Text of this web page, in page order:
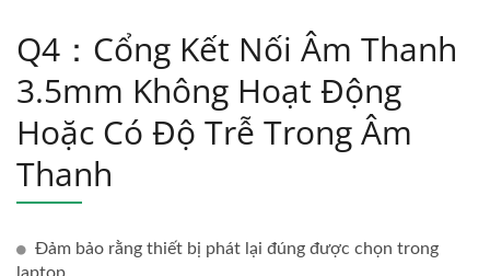
Q4：Cổng Kết Nối Âm Thanh
3.5mm Không Hoạt Động
Hoặc Có Độ Trễ Trong Âm
Thanh
Đảm bảo rằng thiết bị phát lại đúng được chọn trong